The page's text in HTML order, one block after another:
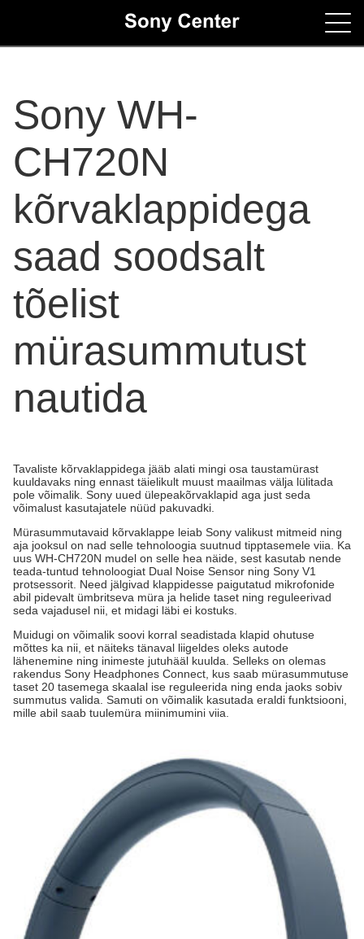
Contacts
Sony WH-
CH720N
kõrvaklappidega
saad soodsalt
tõelist
mürasummutust
nautida
Tavaliste kõrvaklappidega jääb alati mingi osa taustamürast
kuuldavaks ning ennast täielikult muust maailmas välja lülitada
pole võimalik. Sony uued ülepeakõrvaklapid aga just seda
võimalust kasutajatele nüüd pakuvadki.
Mürasummutavaid kõrvaklappe leiab Sony valikust mitmeid ning
aja jooksul on nad selle tehnoloogia suutnud tipptasemele viia. Ka
uus WH-CH720N mudel on selle hea näide, sest kasutab nende
teada-tuntud tehnoloogiat Dual Noise Sensor ning Sony V1
protsessorit. Need jälgivad klappidesse paigutatud mikrofonide
abil pidevalt ümbritseva müra ja helide taset ning reguleerivad
seda vajadusel nii, et midagi läbi ei kostuks.
Muidugi on võimalik soovi korral seadistada klapid ohutuse
mõttes ka nii, et näiteks tänaval liigeldes oleks autode
lähenemine ning inimeste jutuhääl kuulda. Selleks on olemas
rakendus Sony Headphones Connect, kus saab mürasummutuse
taset 20 tasemega skaalal ise reguleerida ning enda jaoks sobiv
summutus valida. Samuti on võimalik kasutada eraldi funktsiooni,
mille abil saab tuulemüra miinimumini viia.